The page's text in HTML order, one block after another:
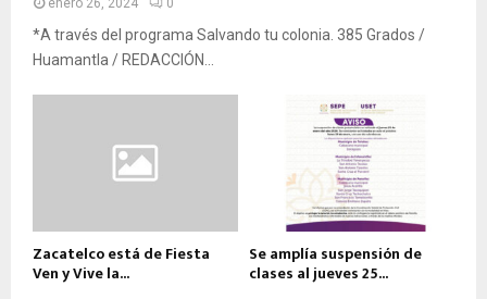
enero 26, 2024 0
*A través del programa Salvando tu colonia. 385 Grados /
Huamantla / REDACCIÓN...
Zacatelco está de Fiesta
Ven y Vive la...
Se amplía suspensión de
clases al jueves 25...